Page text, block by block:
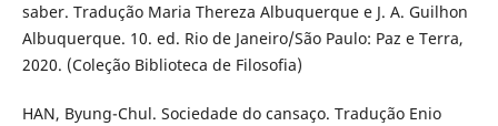
saber. Tradução Maria Thereza Albuquerque e J. A. Guilhon
Albuquerque. 10. ed. Rio de Janeiro/São Paulo: Paz e Terra,
2020. (Coleção Biblioteca de Filosofia)
HAN, Byung-Chul. Sociedade do cansaço. Tradução Enio